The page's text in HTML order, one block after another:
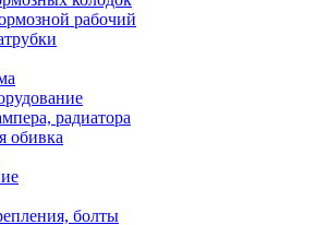
рабочий
радиатора
обивка
болты